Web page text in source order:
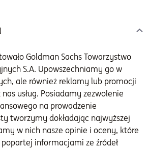
Goldman Sachs Towarzystwo
S.A. Upowszechniamy go w
ale również reklamy lub promocji
usług. Posiadamy zezwolenie
na prowadzenie
tworzymy dokładając najwyższej
w nich nasze opinie i oceny, które
informacjami ze źródeł